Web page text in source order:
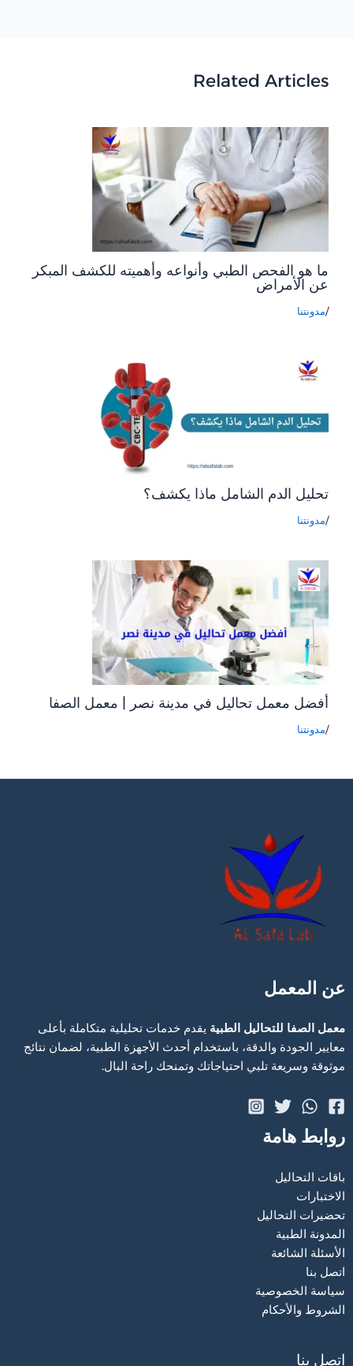
Related Articles
ما هو الفحص الطبي وأنواعه وأهميته للكشف المبكر
عن الأمراض
/مدونتنا
تحليل الدم الشامل ماذا يكشف؟
/مدونتنا
أفضل معمل تحاليل في مدينة نصر | معمل الصفا
/مدونتنا
عن المعمل
معمل الصفا للتحاليل الطبية يقدم خدمات تحليلية متكاملة بأعلى
معايير الجودة والدقة، باستخدام أحدث الأجهزة الطبية، لضمان نتائج
موثوقة وسريعة تلبي احتياجاتك وتمنحك راحة البال.
روابط هامة
باقات التحاليل
الاختبارات
تحضيرات التحاليل
المدونة الطبية
الأسئلة الشائعة
اتصل بنا
سياسة الخصوصية
الشروط والأحكام
اتصل بنا